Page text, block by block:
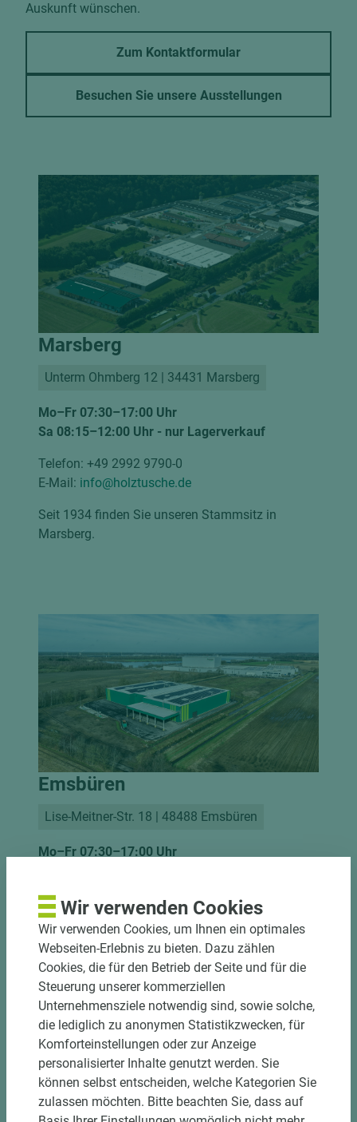
Auskunft wünschen.
Zum Kontaktformular
Besuchen Sie unsere Ausstellungen
Marsberg
Unterm Ohmberg 12 | 34431 Marsberg
Mo–Fr 07:30­–17:00 Uhr
Sa 08:15­–12:00 Uhr - nur Lagerverkauf
Telefon: +49 2992 9790-0
E-Mail: info@holztusche.de
Seit 1934 finden Sie unseren Stammsitz in
Marsberg.
Emsbüren
Lise-Meitner-Str. 18 | 48488 Emsbüren
Mo–Fr 07:30–17:00 Uhr
E-Mail:info@holztusche.de
Seit 2026 finden Sie unseren Filialstandort in
Emsbüren.
Wir verwenden Cookies
Wir verwenden Cookies, um Ihnen ein optimales
Webseiten-Erlebnis zu bieten. Dazu zählen
Cookies, die für den Betrieb der Seite und für die
Steuerung unserer kommerziellen
Unternehmensziele notwendig sind, sowie solche,
die lediglich zu anonymen Statistikzwecken, für
Komforteinstellungen oder zur Anzeige
personalisierter Inhalte genutzt werden. Sie
können selbst entscheiden, welche Kategorien Sie
zulassen möchten. Bitte beachten Sie, dass auf